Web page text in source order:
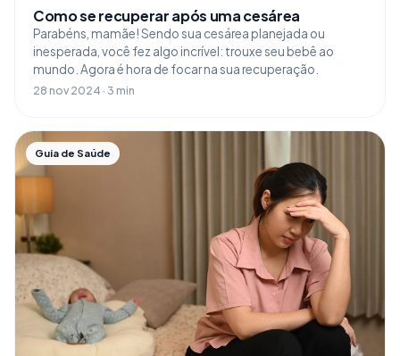
Como se recuperar após uma cesárea
Parabéns, mamãe! Sendo sua cesárea planejada ou
inesperada, você fez algo incrível: trouxe seu bebê ao
mundo. Agora é hora de focar na sua recuperação.
28 nov 2024 · 3 min
Guia de Saúde